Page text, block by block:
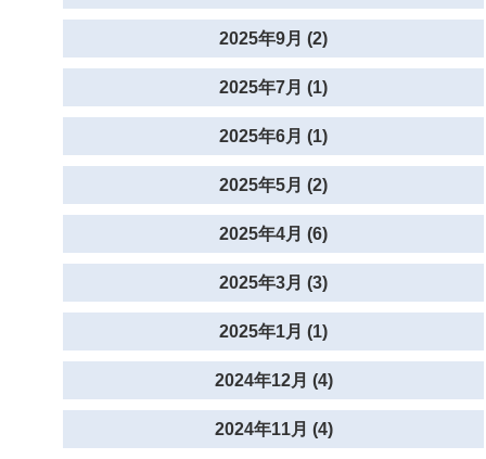
2025年9月 (2)
2025年7月 (1)
2025年6月 (1)
2025年5月 (2)
2025年4月 (6)
2025年3月 (3)
2025年1月 (1)
2024年12月 (4)
2024年11月 (4)